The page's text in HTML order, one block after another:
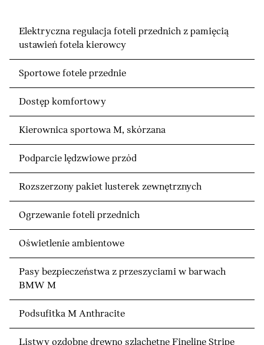
Elektryczna regulacja foteli przednich z pamięcią
ustawień fotela kierowcy
Sportowe fotele przednie
Dostęp komfortowy
Kierownica sportowa M, skórzana
Podparcie lędzwiowe przód
Rozszerzony pakiet lusterek zewnętrznych
Ogrzewanie foteli przednich
Oświetlenie ambientowe
Pasy bezpieczeństwa z przeszyciami w barwach
BMW M
Podsufitka M Anthracite
Listwy ozdobne drewno szlachetne Fineline Stripe